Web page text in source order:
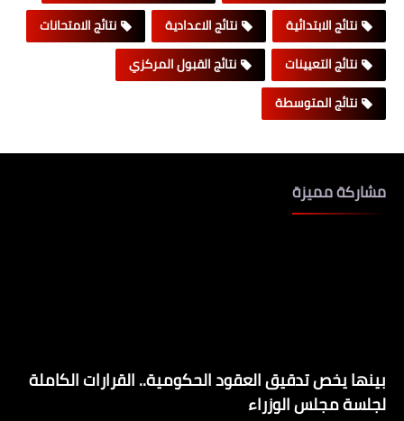
نتائج الابتدائية
نتائج الاعدادية
نتائج الامتحانات
نتائج التعيينات
نتائج القبول المركزي
نتائج المتوسطة
مشاركة مميزة
بينها يخص تدقيق العقود الحكومية.. القرارات الكاملة
لجلسة مجلس الوزراء